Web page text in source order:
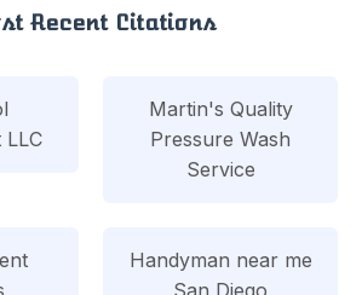
Recent Citations
LLC
Martin's Quality
Pressure Wash
Service
Handyman near me
San Diego